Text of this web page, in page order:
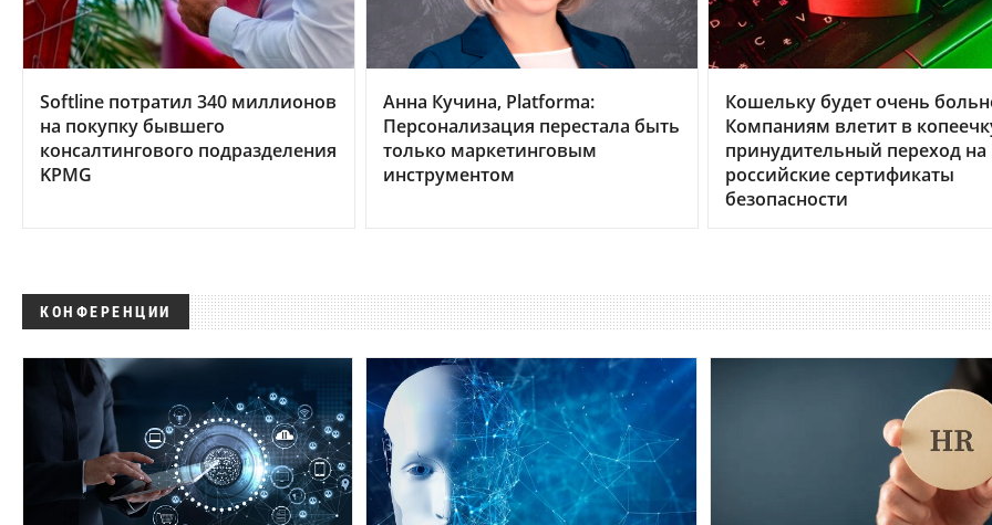
Softline потратил 340 миллионов
на покупку бывшего
консалтингового подразделения
KPMG
Анна Кучина, Platforma:
Персонализация перестала быть
только маркетинговым
инструментом
Кошельку будет очень
Компаниям влетит в
принудительный переход на
российские сертификаты
безопасности
КОНФЕРЕНЦИИ